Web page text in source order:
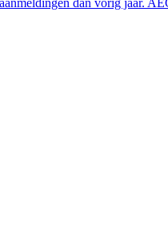
dan vorig jaar.